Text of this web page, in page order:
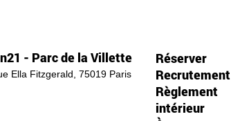
- Parc de la Villette
Ella Fitzgerald, 75019 Paris
Réserver
Recrutement
Règlement
intérieur